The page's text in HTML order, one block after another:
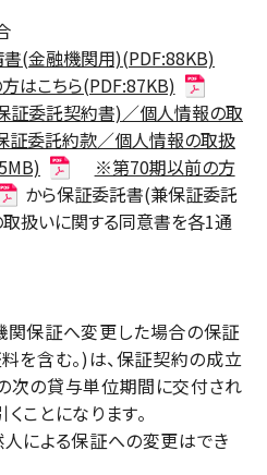
(金融機関用)(PDF:88KB)
はこちら(PDF:87KB)
証委託契約書)／個人情報の取
証委託約款／個人情報の取扱
※第70期以前の方
から保証委託書(兼保証委託
扱いに関する同意書を各1通
保証へ変更した場合の保証
を含む。)は、保証契約の成立
次の貸与単位期間に交付され
ことになります。
による保証への変更はでき